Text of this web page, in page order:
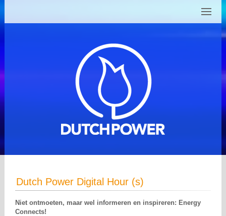
Dutch Power Digital Hour (s)
Niet ontmoeten, maar wel informeren en inspireren: Energy
Connects!